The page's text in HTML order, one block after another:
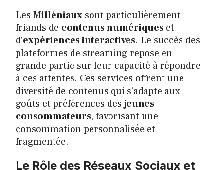
Les Milléniaux sont particulièrement
friands de contenus numériques et
d’expériences interactives. Le succès des
plateformes de streaming repose en
grande partie sur leur capacité à répondre
à ces attentes. Ces services offrent une
diversité de contenus qui s’adapte aux
goûts et préférences desjeunes
consommateurs, favorisant une
consommation personnalisée et
fragmentée.
Le Rôle des Réseaux Sociaux et